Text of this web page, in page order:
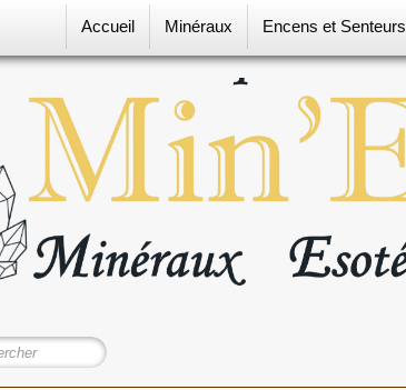
Accueil Minéraux Encens et Senteurs